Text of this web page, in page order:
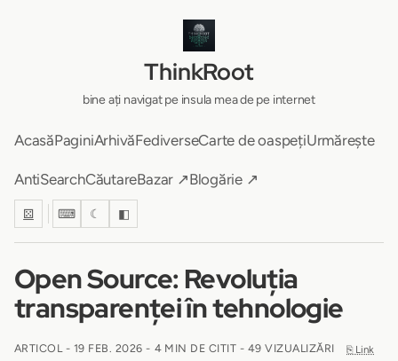
ThinkRoot
bine ați navigat pe insula mea de pe internet
AcasăPaginiArhivăFediverseCarte de oaspețiUrmărește
AntiSearchCăutareBazar ↗Blogărie ↗
⚄ ⌨ ☾ ◧
Open Source: Revoluția
transparenței în tehnologie
ARTICOL - 19 FEB. 2026 - 4 MIN DE CITIT - 49 VIZUALIZĂRI ⎘ Link